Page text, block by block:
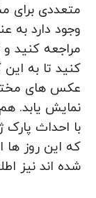
متعددی
وجود دارد به
مراجعه کنید
کنید تا به
عکس های
نمایش یابد.
با احداث
که این روز ها
شده‌ اند نیز